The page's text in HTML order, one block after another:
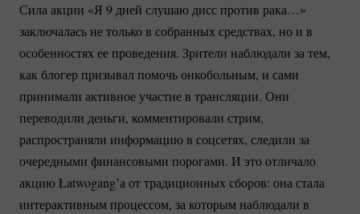
Сила акции «Я 9 дней слушаю дисс против рака…»
заключалась не только в собранных средствах, но и в
особенностях ее проведения. Зрители наблюдали за тем,
как блогер призывал помочь онкобольным, и сами
принимали активное участие в трансляции. Они
переводили деньги, комментировали стрим,
распространяли информацию в соцсетях, следили за
очередными финансовыми порогами. И это отличало
акцию Łatwogang’а от традиционных сборов: она стала
интерактивным процессом, за которым наблюдали в